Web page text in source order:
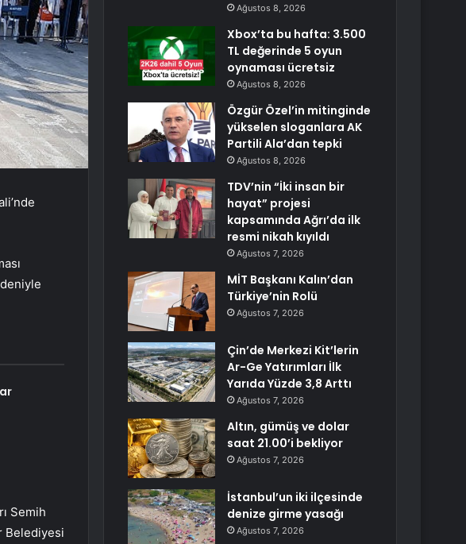
Semih
Belediyesi
Ağustos 8, 2026
Xbox’ta bu hafta: 3.500
TL değerinde 5 oyun
oynaması ücretsiz
Ağustos 8, 2026
Özgür Özel’in mitinginde
yükselen sloganlara AK
Partili Ala’dan tepki
Ağustos 8, 2026
TDV’nin “İki insan bir
hayat” projesi
kapsamında Ağrı’da ilk
resmi nikah kıyıldı
Ağustos 7, 2026
MİT Başkanı Kalın’dan
Türkiye’nin Rolü
Ağustos 7, 2026
Çin’de Merkezi Kit’lerin
Ar-Ge Yatırımları İlk
Yarıda Yüzde 3,8 Arttı
Ağustos 7, 2026
Altın, gümüş ve dolar
saat 21.00’i bekliyor
Ağustos 7, 2026
İstanbul’un iki ilçesinde
denize girme yasağı
Ağustos 7, 2026